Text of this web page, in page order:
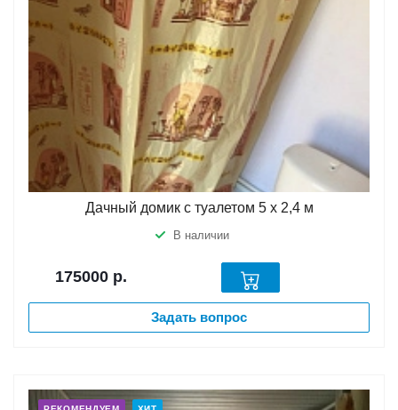
Дачный домик с туалетом 5 х 2,4 м
В наличии
175000 р.
Задать вопрос